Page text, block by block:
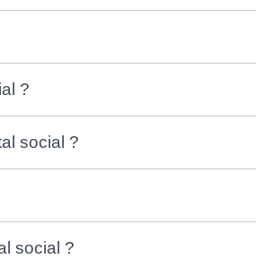
?
social ?
social ?